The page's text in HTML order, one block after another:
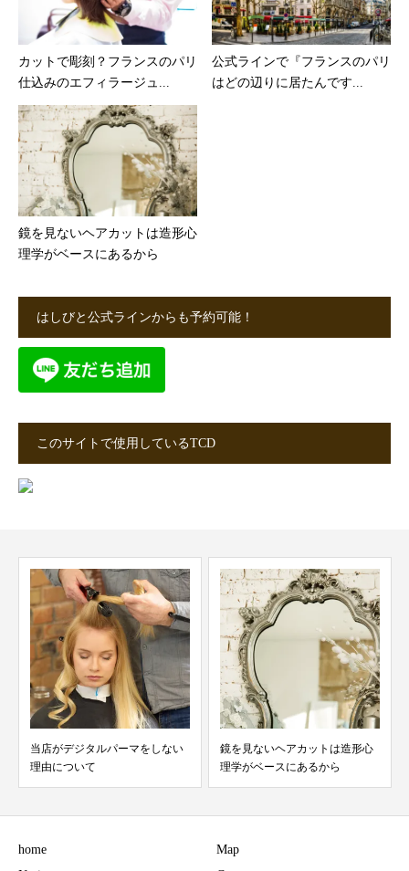
カットで彫刻？フランスのパリ
仕込みのエフィラージュ...
公式ラインで『フランスのパリ
はどの辺りに居たんです...
鏡を見ないヘアカットは造形心
理学がベースにあるから
はしびと公式ラインからも予約可能！
このサイトで使用しているTCD
当店がデジタルパーマをしない
理由について
鏡を見ないヘアカットは造形心
理学がベースにあるから
home
Map